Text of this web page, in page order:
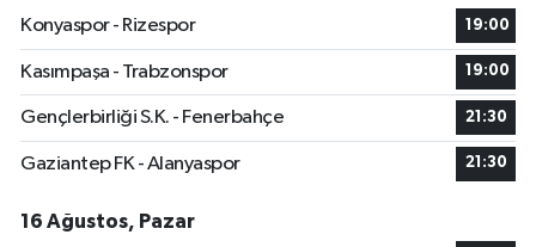
Konyaspor - Rizespor
19:00
Kasımpaşa - Trabzonspor 19:00
Gençlerbirliği S.K. - Fenerbahçe 21:30
Gaziantep FK - Alanyaspor 21:30
16 Ağustos, Pazar